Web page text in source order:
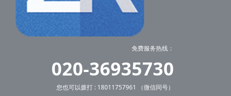
免费服务热线：
020-36935730
您也可以拨打 : 18011757961 （微信同号）